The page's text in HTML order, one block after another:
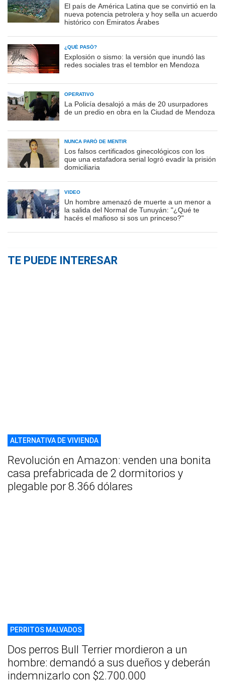
El país de América Latina que se convirtió en la
nueva potencia petrolera y hoy sella un acuerdo
histórico con Emiratos Árabes
¿QUÉ PASÓ?
Explosión o sismo: la versión que inundó las
redes sociales tras el temblor en Mendoza
OPERATIVO
La Policía desalojó a más de 20 usurpadores
de un predio en obra en la Ciudad de Mendoza
NUNCA PARÓ DE MENTIR
Los falsos certificados ginecológicos con los
que una estafadora serial logró evadir la prisión
domiciliaria
VIDEO
Un hombre amenazó de muerte a un menor a
la salida del Normal de Tunuyán: "¿Qué te
hacés el mafioso si sos un princeso?"
TE PUEDE INTERESAR
ALTERNATIVA DE VIVIENDA
Revolución en Amazon: venden una bonita
casa prefabricada de 2 dormitorios y
plegable por 8.366 dólares
PERRITOS MALVADOS
Dos perros Bull Terrier mordieron a un
hombre: demandó a sus dueños y deberán
indemnizarlo con $2.700.000